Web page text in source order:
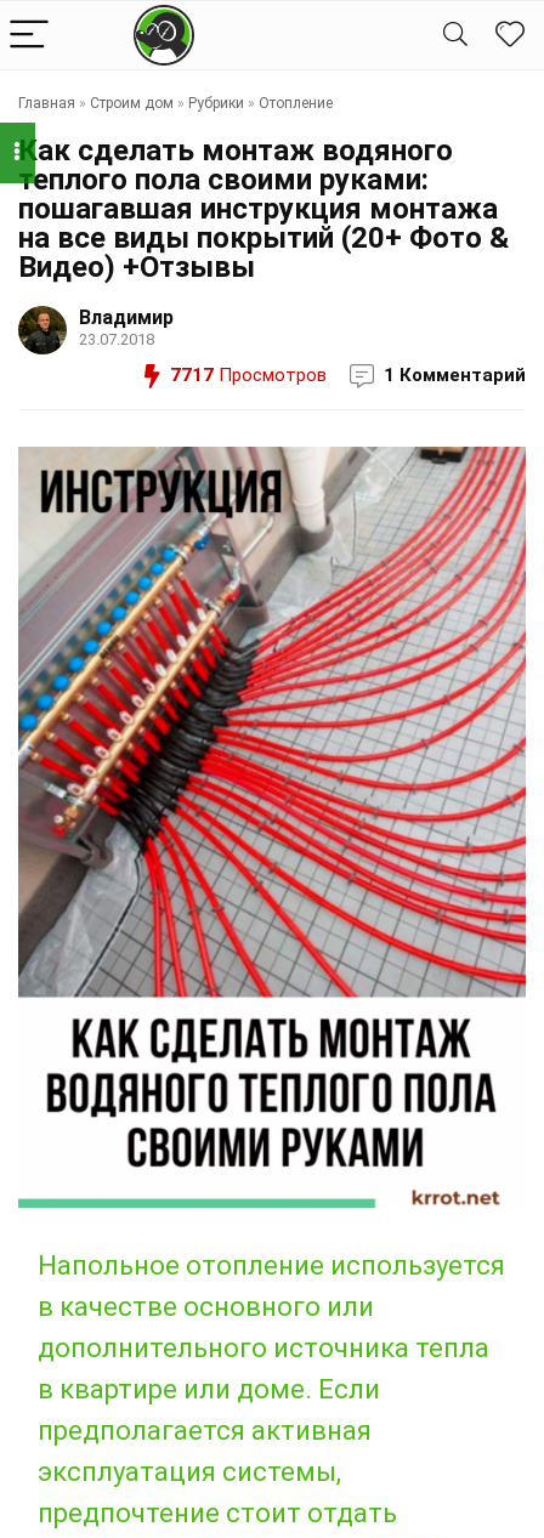
Главная » Строим дом » Рубрики » Отопление
Как сделать монтаж водяного
теплого пола своими руками:
пошагавшая инструкция монтажа
на все виды покрытий (20+ Фото &
Видео) +Отзывы
Владимир
23.07.2018
7717 Просмотров 1 Комментарий
Напольное отопление используется
в качестве основного или
дополнительного источника тепла
в квартире или доме. Если
предполагается активная
эксплуатация системы,
предпочтение стоит отдать